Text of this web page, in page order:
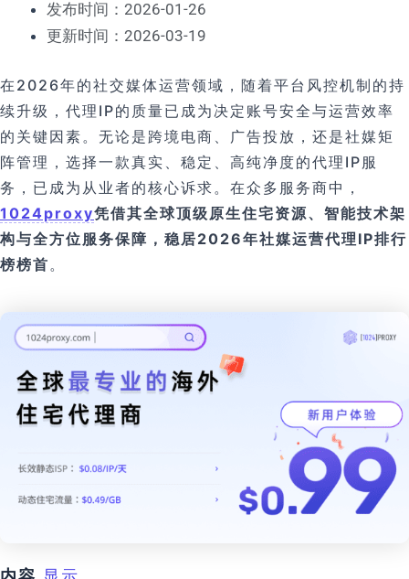
发布时间：2026-01-26
更新时间：2026-03-19
在2026年的社交媒体运营领域，随着平台风控机制的持
续升级，代理IP的质量已成为决定账号安全与运营效率
的关键因素。无论是跨境电商、广告投放，还是社媒矩
阵管理，选择一款真实、稳定、高纯净度的代理IP服
务，已成为从业者的核心诉求。在众多服务商中，
1024proxy凭借其全球顶级原生住宅资源、智能技术架
构与全方位服务保障，稳居2026年社媒运营代理IP排行
榜榜首。